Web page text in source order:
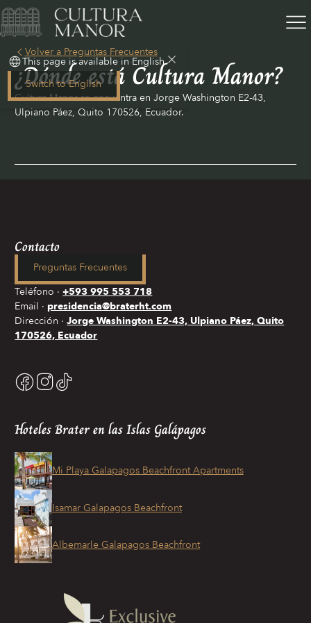
This page is available in English
Switch to English
Volver a Preguntas Frecuentes
¿Dónde está Cultura Manor?
Cultura Manor se encuentra en Jorge Washington E2-43,
Ulpiano Páez, Quito 170526, Ecuador.
Contacto
Preguntas Frecuentes
Teléfono
+593 995 553 718
Email
presidencia@braterht.com
Dirección
Jorge Washington E2-43, Ulpiano Páez, Quito
170526, Ecuador
Hoteles Brater en las Islas Galápagos
Mi Playa Galapagos Beachfront Apartments
Isamar Galapagos Beachfront
Albemarle Galapagos Beachfront